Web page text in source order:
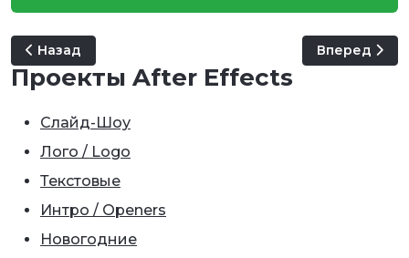
Предыдущий: Graboid Screens
Назад Следующий:
Вперед
Проекты After Effects
Слайд-Шоу
Лого / Logo
Текстовые
Интро / Openers
Новогодние